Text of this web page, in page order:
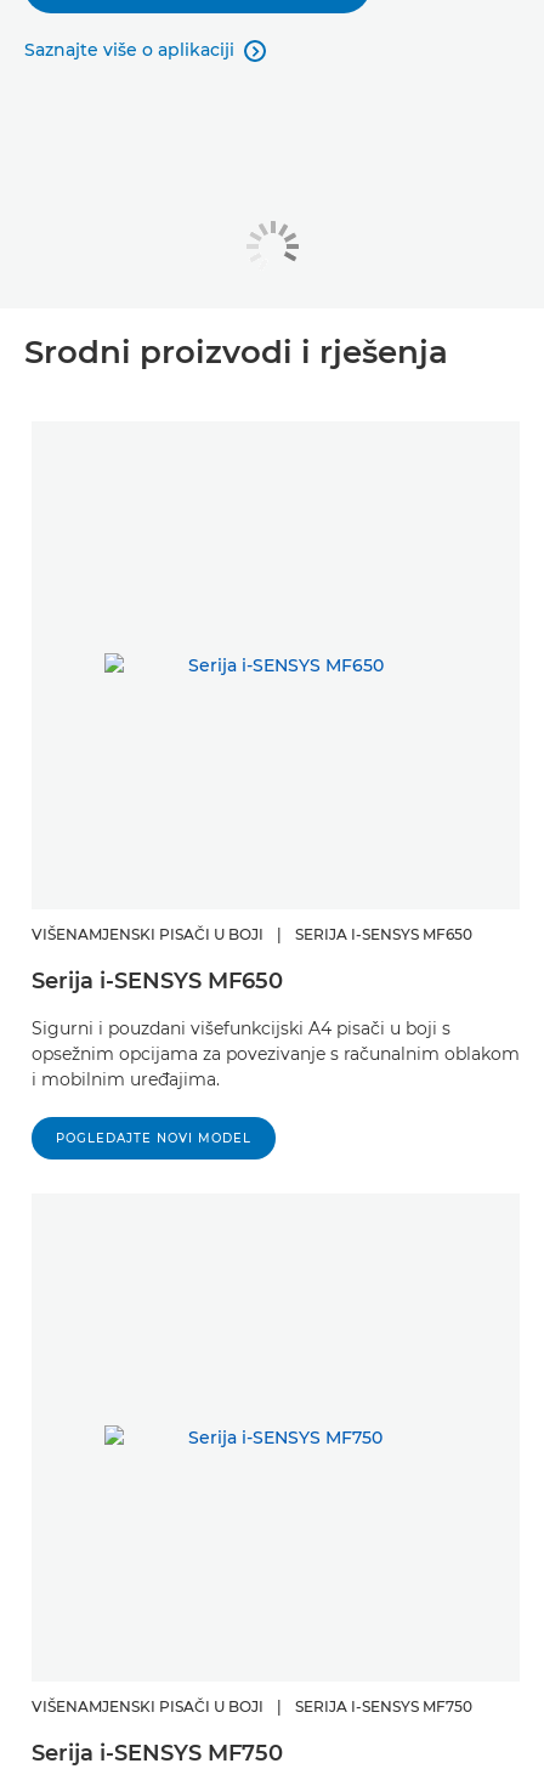
Saznajte više o aplikaciji 
Srodni proizvodi i rješenja
VIŠENAMJENSKI PISAČI U BOJI | SERIJA I-SENSYS MF650
Serija i-SENSYS MF650
Sigurni i pouzdani višefunkcijski A4 pisači u boji s
opsežnim opcijama za povezivanje s računalnim oblakom
i mobilnim uređajima.
POGLEDAJTE NOVI MODEL
VIŠENAMJENSKI PISAČI U BOJI | SERIJA I-SENSYS MF750
Serija i-SENSYS MF750